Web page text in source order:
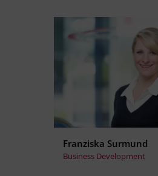
Franziska Surmund
Business Development